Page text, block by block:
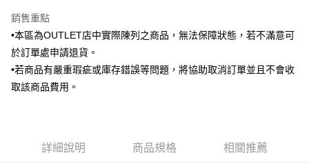
台灣樂天信用卡公司
新竹物流宅配
每筆NT$120，滿NT$3,000(含以上)免運費
LINEX 宇迅國際 查看運費
銷售重點
•本區為OUTLET店中實際陳列之商品，無法保障狀態，若不滿意可
於訂單處申請退貨。
•若商品有嚴重瑕疵或庫存錯誤等問題，將協助取消訂單並且不會收
取該商品費用。
詳細說明 商品規格 相關推薦